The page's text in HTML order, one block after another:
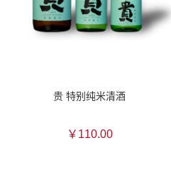
贵 特别纯米清酒
￥110.00